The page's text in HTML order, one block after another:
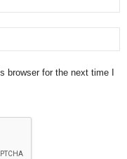
browser for the next time I